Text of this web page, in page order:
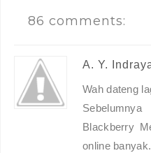
86 comments:
A. Y.
Wah dateng
Blackberry
online